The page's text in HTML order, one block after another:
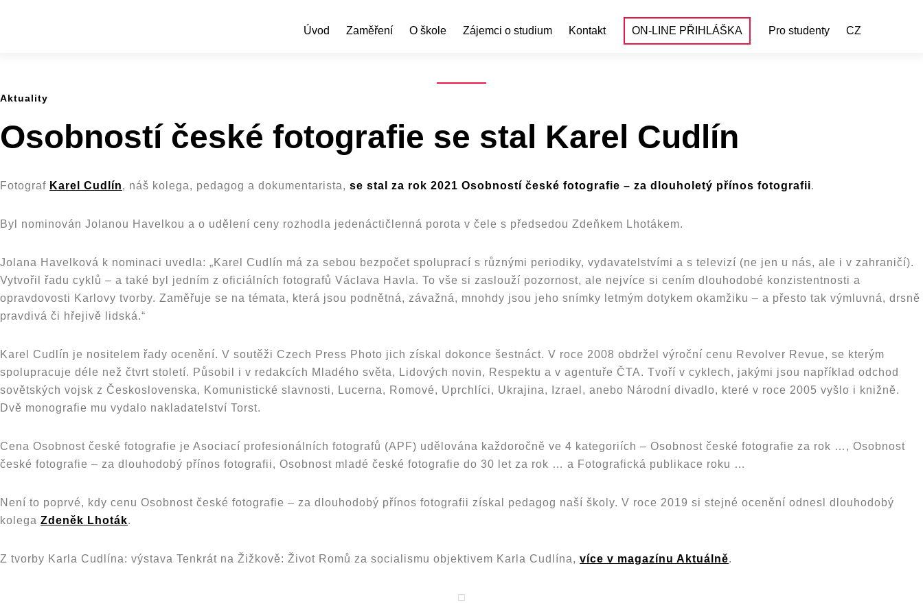
Úvod Zaměření O škole Zájemci o studium Kontakt ON-LINE PŘIHLÁŠKA Pro studenty CZ
Aktuality
Osobností české fotografie se stal Karel Cudlín
Fotograf Karel Cudlín, náš kolega, pedagog a dokumentarista, se stal za rok 2021 Osobností české fotografie – za dlouholetý přínos fotografii.
Byl nominován Jolanou Havelkou a o udělení ceny rozhodla jedenáctičlenná porota v čele s předsedou Zdeňkem Lhotákem.
Jolana Havelková k nominaci uvedla: „Karel Cudlín má za sebou bezpočet spoluprací s různými periodiky, vydavatelstvími a s televizí (ne jen u nás, ale i v zahraničí).
Vytvořil řadu cyklů – a také byl jedním z oficiálních fotografů Václava Havla. To vše si zaslouží pozornost, ale nejvíce si cením dlouhodobé konzistentnosti a
opravdovosti Karlovy tvorby. Zaměřuje se na témata, která jsou podnětná, závažná, mnohdy jsou jeho snímky letmým dotykem okamžiku – a přesto tak výmluvná, drsně
pravdivá či hřejivě lidská.“
Karel Cudlín je nositelem řady ocenění. V soutěži Czech Press Photo jich získal dokonce šestnáct. V roce 2008 obdržel výroční cenu Revolver Revue, se kterým
spolupracuje déle než čtvrt století. Působil i v redakcích Mladého světa, Lidových novin, Respektu a v agentuře ČTA. Tvoří v cyklech, jakými jsou například odchod
sovětských vojsk z Československa, Komunistické slavnosti, Lucerna, Romové, Uprchlíci, Ukrajina, Izrael, anebo Národní divadlo, které v roce 2005 vyšlo i knižně.
Dvě monografie mu vydalo nakladatelství Torst.
Cena Osobnost české fotografie je Asociací profesionálních fotografů (APF) udělována každoročně ve 4 kategoriích – Osobnost české fotografie za rok …, Osobnost
české fotografie – za dlouhodobý přínos fotografii, Osobnost mladé české fotografie do 30 let za rok … a Fotografická publikace roku …
Není to poprvé, kdy cenu Osobnost české fotografie – za dlouhodobý přínos fotografii získal pedagog naší školy. V roce 2019 si stejné ocenění odnesl dlouhodobý
kolega Zdeněk Lhoták.
Z tvorby Karla Cudlína: výstava Tenkrát na Žižkově: Život Romů za socialismu objektivem Karla Cudlína, více v magazínu Aktuálně.